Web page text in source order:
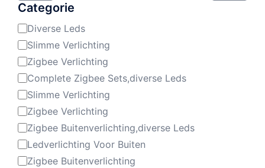
Categorie
Categorie
Diverse Leds
Slimme Verlichting
Zigbee Verlichting
Complete Zigbee Sets,diverse Leds
Slimme Verlichting
Zigbee Verlichting
Zigbee Buitenverlichting,diverse Leds
Ledverlichting Voor Buiten
Zigbee Buitenverlichting